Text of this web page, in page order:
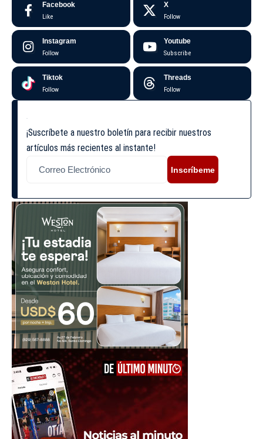
Facebook
Like
X
Follow
Instagram
Follow
Youtube
Subscribe
Tiktok
Follow
Threads
Follow
¡Suscríbete a nuestro boletín para recibir nuestros
artículos más recientes al instante!
Inscríbeme